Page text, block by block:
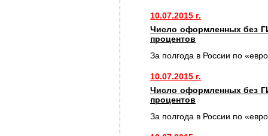
10.07.2015 г.
Число оформленных без
процентов
За полгода в России по
10.07.2015 г.
Число оформленных без
процентов
За полгода в России по